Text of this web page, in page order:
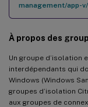
management/app-
À propos des
Un groupe d’isolation
interdépendants qui
Windows (Windows
groupes d’isolation
aux groupes de